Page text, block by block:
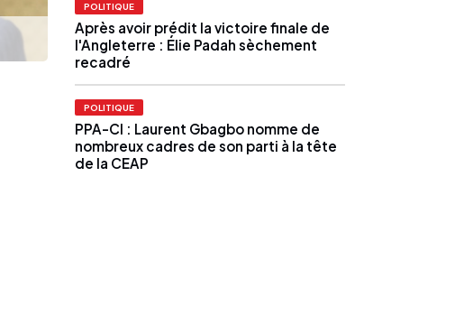
POLITIQUE
Après avoir prédit la victoire finale de
l'Angleterre : Élie Padah sèchement
recadré
POLITIQUE
PPA-CI : Laurent Gbagbo nomme de
nombreux cadres de son parti à la tête
de la CEAP